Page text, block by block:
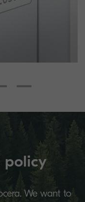
policy
We want to